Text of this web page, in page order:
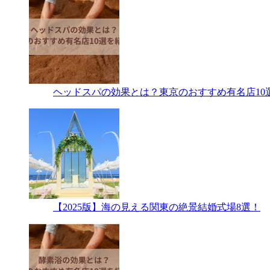
ヘッドスパの効果とは？東京のおすすめ有名店10
【2025版】海の見える関東の絶景結婚式場8選！